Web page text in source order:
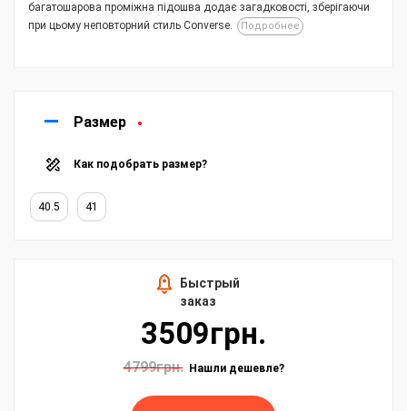
багатошарова проміжна підошва додає загадковості, зберігаючи
при цьому неповторний стиль Converse.
Подробнее
Размер
Как подобрать размер?
40.5 41
Быстрый
заказ
3509грн.
4799грн. Нашли дешевле?